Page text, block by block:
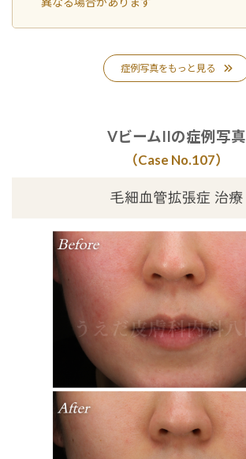
症例写真をもっと見る
VビームIIの症例写真
（Case No.107）